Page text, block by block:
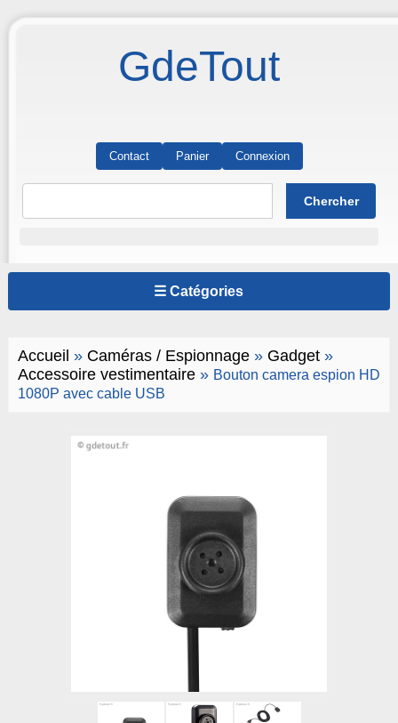
GdeTout
Contact Panier Connexion
☰ Catégories
Accueil » Caméras / Espionnage» Gadget»
Accessoire vestimentaire» Bouton camera espion HD
1080P avec cable USB